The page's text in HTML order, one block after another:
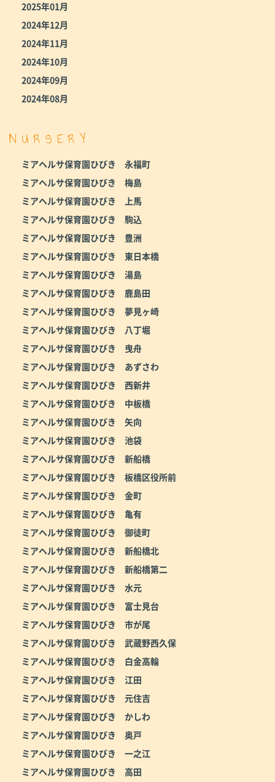
2025年01月
2024年12月
2024年11月
2024年10月
2024年09月
2024年08月
NURSERY
ミアヘルサ保育園ひびき 永福町
ミアヘルサ保育園ひびき 梅島
ミアヘルサ保育園ひびき 上馬
ミアヘルサ保育園ひびき 駒込
ミアヘルサ保育園ひびき 豊洲
ミアヘルサ保育園ひびき 東日本橋
ミアヘルサ保育園ひびき 湯島
ミアヘルサ保育園ひびき 鹿島田
ミアヘルサ保育園ひびき 夢見ヶ崎
ミアヘルサ保育園ひびき 八丁堀
ミアヘルサ保育園ひびき 曳舟
ミアヘルサ保育園ひびき あずさわ
ミアヘルサ保育園ひびき 西新井
ミアヘルサ保育園ひびき 中板橋
ミアヘルサ保育園ひびき 矢向
ミアヘルサ保育園ひびき 池袋
ミアヘルサ保育園ひびき 新船橋
ミアヘルサ保育園ひびき 板橋区役所前
ミアヘルサ保育園ひびき 金町
ミアヘルサ保育園ひびき 亀有
ミアヘルサ保育園ひびき 御徒町
ミアヘルサ保育園ひびき 新船橋北
ミアヘルサ保育園ひびき 新船橋第二
ミアヘルサ保育園ひびき 水元
ミアヘルサ保育園ひびき 富士見台
ミアヘルサ保育園ひびき 市が尾
ミアヘルサ保育園ひびき 武蔵野西久保
ミアヘルサ保育園ひびき 白金高輪
ミアヘルサ保育園ひびき 江田
ミアヘルサ保育園ひびき 元住吉
ミアヘルサ保育園ひびき かしわ
ミアヘルサ保育園ひびき 奥戸
ミアヘルサ保育園ひびき 一之江
ミアヘルサ保育園ひびき 高田